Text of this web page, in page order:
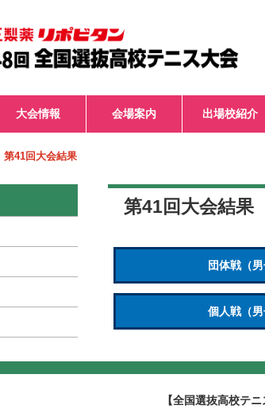
大会情報 会場案内 出場校紹介
第41回大会結果
第41回大会結果
団体戦（男
個人戦（男
【全国選抜高校テ